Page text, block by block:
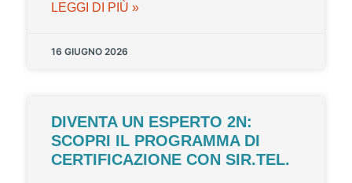
LEGGI DI PIÙ »
16 GIUGNO 2026
DIVENTA UN ESPERTO 2N:
SCOPRI IL PROGRAMMA DI
CERTIFICAZIONE CON SIR.TEL.